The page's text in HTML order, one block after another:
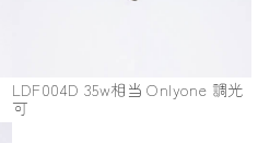
LDF004D 35w相当 Onlyone 調光
可